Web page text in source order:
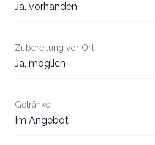
Ja, vorhanden
Zubereitung vor Ort
Ja, möglich
Getränke
Im Angebot